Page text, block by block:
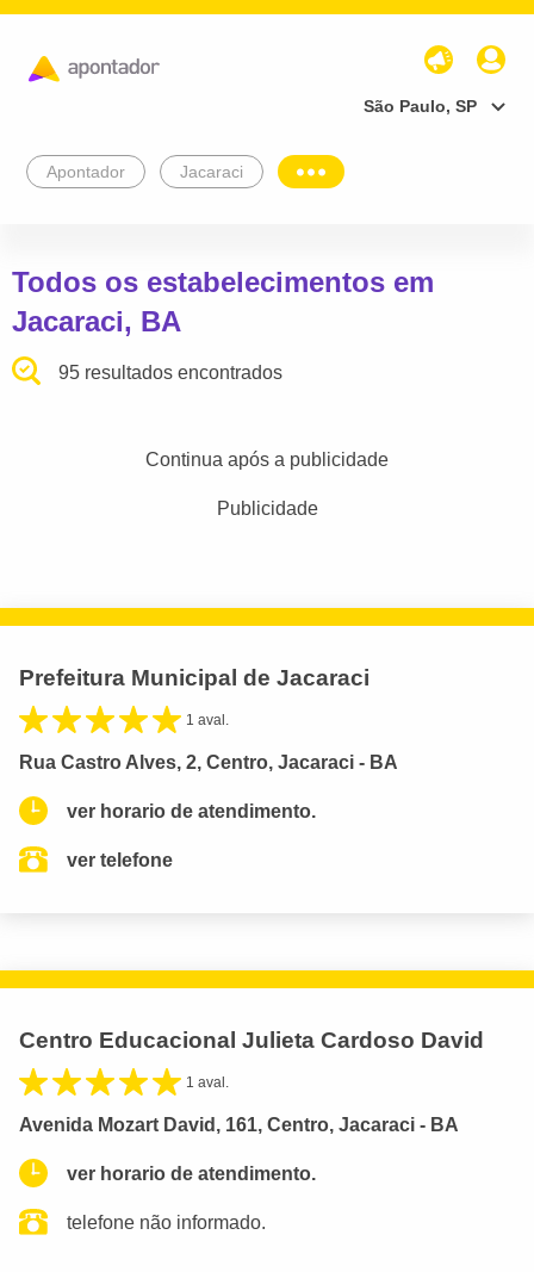
São Paulo, SP
Apontador Jacaraci
Todos os estabelecimentos em
Jacaraci, BA
95 resultados encontrados
Continua após a publicidade
Publicidade
Prefeitura Municipal de Jacaraci
1 aval.
Rua Castro Alves, 2, Centro, Jacaraci - BA
ver horario de atendimento.
ver telefone
Centro Educacional Julieta Cardoso David
1 aval.
Avenida Mozart David, 161, Centro, Jacaraci - BA
ver horario de atendimento.
telefone não informado.